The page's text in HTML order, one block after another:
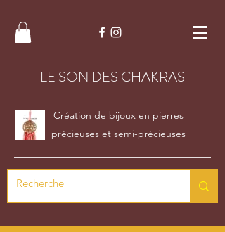
LE SON DES CHAKRAS
Création de bijoux en pierres
précieuses et semi-précieuses